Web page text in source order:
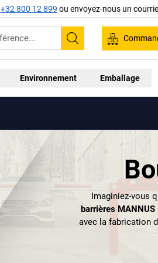
+32 800 12 899 ou envoyez-nous un
Recherche
Environnement Emballage
Imaginiez-vous
barrières MANNUS
avec la fabrication
fut fondée en